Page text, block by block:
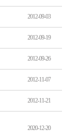
2012-09-03
2012-09-19
2012-09-26
2012-11-07
2012-11-21
2020-12-20